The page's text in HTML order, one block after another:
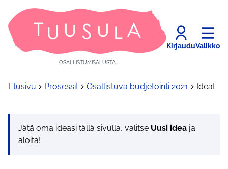
OSALLISTUMISALUSTA
KirjauduValikko
Etusivu Prosessit Osallistuva budjetointi 2021 Ideat
Jätä oma ideasi tällä sivulla, valitse Uusi idea ja
aloita!